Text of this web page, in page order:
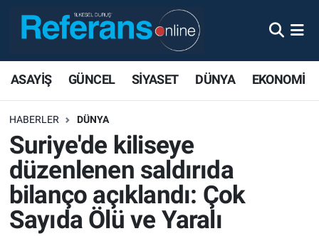
ASAYİŞ GÜNCEL SİYASET DÜNYA EKONOMİ
HABERLER DÜNYA
Suriye'de kiliseye
düzenlenen saldırıda
bilanço açıklandı: Çok
Sayıda Ölü ve Yaralı